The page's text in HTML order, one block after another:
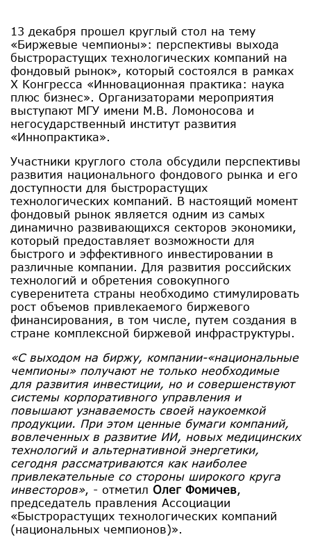
13 декабря прошел круглый стол на тему
«Биржевые чемпионы»: перспективы выхода
быстрорастущих технологических компаний на
фондовый рынок», который состоялся в рамках
X Конгресса «Инновационная практика: наука
плюс бизнес». Организаторами мероприятия
выступают МГУ имени М.В. Ломоносова и
негосударственный институт развития
«Иннопрактика».
Участники круглого стола обсудили перспективы
развития национального фондового рынка и его
доступности для быстрорастущих
технологических компаний. В настоящий момент
фондовый рынок является одним из самых
динамично развивающихся секторов экономики,
который предоставляет возможности для
быстрого и эффективного инвестировании в
различные компании. Для развития российских
технологий и обретения совокупного
суверенитета страны необходимо стимулировать
рост объемов привлекаемого биржевого
финансирования, в том числе, путем создания в
стране комплексной биржевой инфраструктуры.
«С выходом на биржу, компании-«национальные
чемпионы» получают не только необходимые
для развития инвестиции, но и совершенствуют
системы корпоративного управления и
повышают узнаваемость своей наукоемкой
продукции. При этом ценные бумаги компаний,
вовлеченных в развитие ИИ, новых медицинских
технологий и альтернативной энергетики,
сегодня рассматриваются как наиболее
привлекательные со стороны широкого круга
инвесторов», - отметил Олег Фомичев,
председатель правления Ассоциации
«Быстрорастущих технологических компаний
(национальных чемпионов)».